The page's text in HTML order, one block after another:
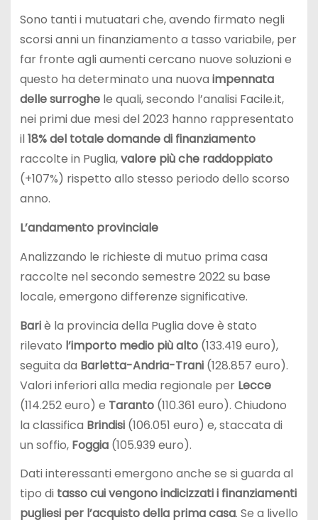
Sono tanti i mutuatari che, avendo firmato negli
scorsi anni un finanziamento a tasso variabile, per
far fronte agli aumenti cercano nuove soluzioni e
questo ha determinato una nuova impennata
delle surroghe le quali, secondo l’analisi Facile.it,
nei primi due mesi del 2023 hanno rappresentato
il18% del totale domande di finanziamento
raccolte in Puglia,valore più che raddoppiato
(+107%) rispetto allo stesso periodo dello scorso
anno.
L’andamento provinciale
Analizzando le richieste di mutuo prima casa
raccolte nel secondo semestre 2022 su base
locale, emergono differenze significative.
Bariè la provincia della Puglia dove è stato
rilevato l’importo medio più alto(133.419 euro),
seguita da Barletta-Andria-Trani(128.857 euro).
Valori inferiori alla media regionale per Lecce
(114.252 euro) e Taranto(110.361 euro). Chiudono
la classifica Brindisi(106.051 euro) e, staccata di
un soffio, Foggia(105.939 euro).
Dati interessanti emergono anche se si guarda al
tipo di tasso cui vengono indicizzati i finanziamenti
pugliesi per l’acquisto della prima casa. Se a livello